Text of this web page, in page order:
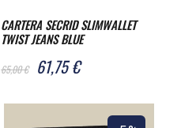
CARTERA SECRID SLIMWALLET
TWIST JEANS BLUE
65,00 € 61,75 €